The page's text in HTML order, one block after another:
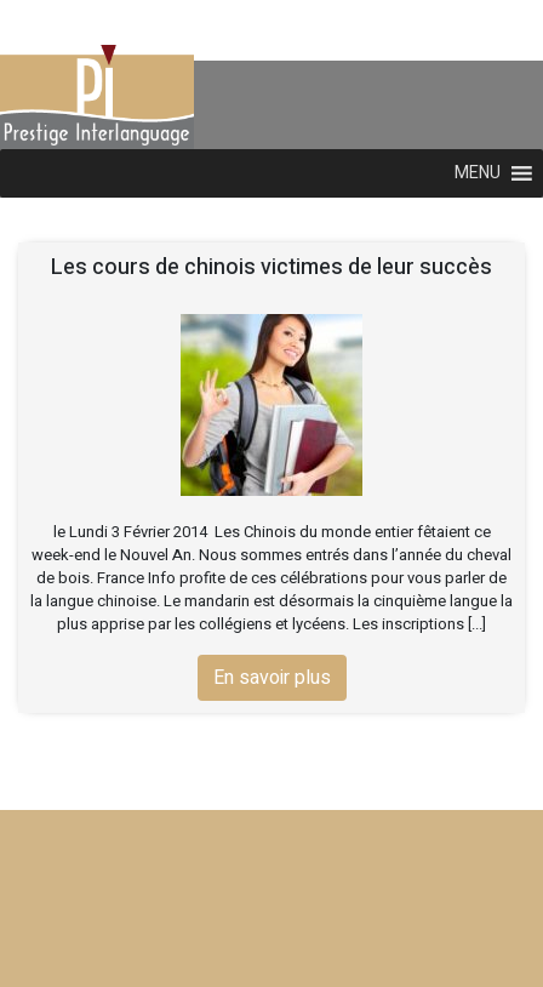
MENU
Les cours de chinois victimes de leur succès
le Lundi 3 Février 2014 Les Chinois du monde entier fêtaient ce
week-end le Nouvel An. Nous sommes entrés dans l’année du cheval
de bois. France Info profite de ces célébrations pour vous parler de
la langue chinoise. Le mandarin est désormais la cinquième langue la
plus apprise par les collégiens et lycéens. Les inscriptions [...]
En savoir plus